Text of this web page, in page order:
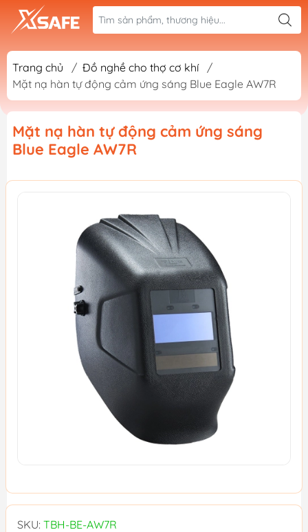
Trang chủ / Đồ nghề cho thợ cơ khí
/
Mặt nạ hàn tự động cảm ứng sáng Blue Eagle AW7R
Mặt nạ hàn tự động cảm ứng sáng
Blue Eagle AW7R
SKU: TBH-BE-AW7R